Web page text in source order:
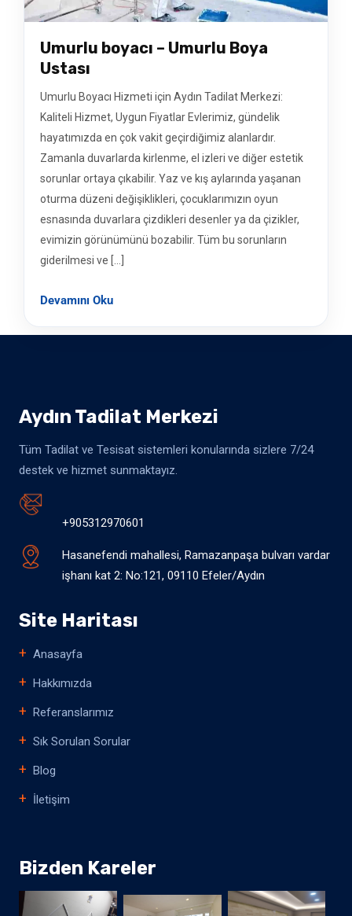
Umurlu boyacı – Umurlu Boya
Ustası
Umurlu Boyacı Hizmeti için Aydın Tadilat Merkezi:
Kaliteli Hizmet, Uygun Fiyatlar Evlerimiz, gündelik
hayatımızda en çok vakit geçirdiğimiz alanlardır.
Zamanla duvarlarda kirlenme, el izleri ve diğer estetik
sorunlar ortaya çıkabilir. Yaz ve kış aylarında yaşanan
oturma düzeni değişiklikleri, çocuklarımızın oyun
esnasında duvarlara çizdikleri desenler ya da çizikler,
evimizin görünümünü bozabilir. Tüm bu sorunların
giderilmesi ve […]
Devamını Oku
Aydın Tadilat Merkezi
Tüm Tadilat ve Tesisat sistemleri konularında sizlere 7/24
destek ve hizmet sunmaktayız.
+905312970601
Hasanefendi mahallesi, Ramazanpaşa bulvarı vardar
işhanı kat 2: No:121, 09110 Efeler/Aydın
Site Haritası
Anasayfa
Hakkımızda
Referanslarımız
Sık Sorulan Sorular
Blog
İletişim
Bizden Kareler